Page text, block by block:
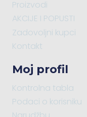
Moj profil
Kontrolna tabla
Podaci o korisniku
Proizvodi
AKCIJE I POPUSTI
Zadovoljni kupci
Kontakt